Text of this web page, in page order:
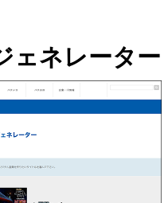
ェネレーター